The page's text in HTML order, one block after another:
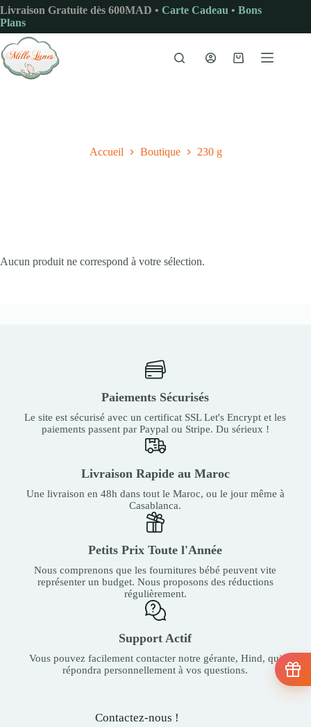
Passer
au
contenu
Livraison Gratuite dès 600MAD • Carte Cadeau • Bons
Plans
Panier
Accueil Boutique 230 g
Aucun produit ne correspond à votre sélection.
Paiements Sécurisés
Le site est sécurisé avec un certificat SSL Let's Encrypt et les
paiements passent par Paypal ou Stripe. Du sérieux !
Livraison Rapide au Maroc
Une livraison en 48h dans tout le Maroc, ou le jour même à
Casablanca.
Petits Prix Toute l'Année
Nous comprenons que les fournitures bébé peuvent vite
représenter un budget. Nous proposons des réductions
régulièrement.
Support Actif
Vous pouvez facilement contacter notre gérante, Hind, qui
répondra personnellement à vos questions.
Contactez-nous !